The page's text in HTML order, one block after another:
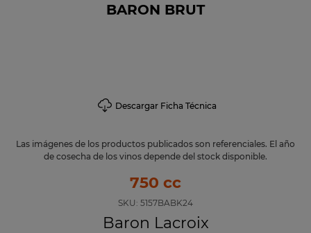
Descargar Ficha Técnica
Las imágenes de los productos publicados son referenciales. El año
de cosecha de los vinos depende del stock disponible.
BARON BRUT
750 cc
SKU: 5157BABK24
Baron Lacroix